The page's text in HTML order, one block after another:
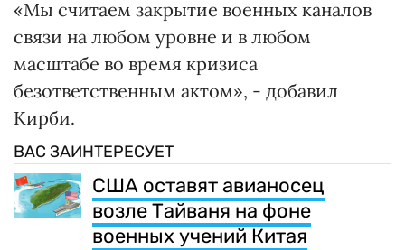
«Мы считаем закрытие военных каналов
связи на любом уровне и в любом
масштабе во время кризиса
безответственным актом», - добавил
Кирби.
ВАС ЗАИНТЕРЕСУЕТ
США оставят авианосец
возле Тайваня на фоне
военных учений Китая